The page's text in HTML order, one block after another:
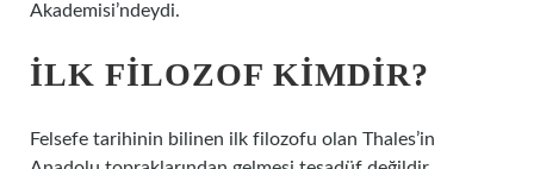
Akademisi’ndeydi.
İLK FILOZOF KIMDIR?
Felsefe tarihinin bilinen ilk filozofu olan Thales’in